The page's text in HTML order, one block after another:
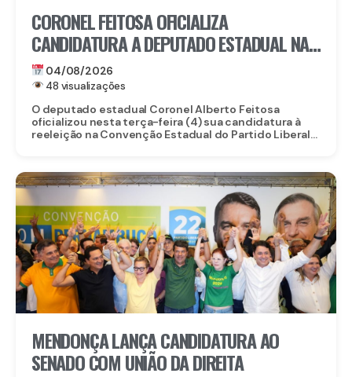
CORONEL FEITOSA OFICIALIZA
CANDIDATURA A DEPUTADO ESTADUAL NA
CONVENÇÃO DO PL PERNAMBUCO
04/08/2026
48 visualizações
O deputado estadual Coronel Alberto Feitosa
oficializou nesta terça-feira (4) sua candidatura à
reeleição na Convenção Estadual do Partido Liberal...
MENDONÇA LANÇA CANDIDATURA AO
SENADO COM UNIÃO DA DIREITA